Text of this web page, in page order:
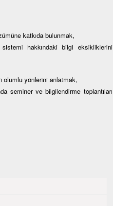
katkıda bulunmak,
hakkındaki bilgi eksikliklerini
olumlu yönlerini anlatmak,
seminer ve bilgilendirme toplantıları